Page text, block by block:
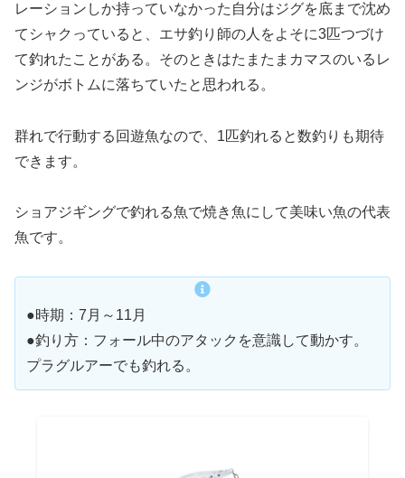
レーションしか持っていなかった自分はジグを底まで沈め
てシャクっていると、エサ釣り師の人をよそに3匹つづけ
て釣れたことがある。そのときはたまたまカマスのいるレ
ンジがボトムに落ちていたと思われる。
群れで行動する回遊魚なので、1匹釣れると数釣りも期待
できます。
ショアジギングで釣れる魚で焼き魚にして美味い魚の代表
魚です。
●時期：7月～11月
●釣り方：フォール中のアタックを意識して動かす。
プラグルアーでも釣れる。